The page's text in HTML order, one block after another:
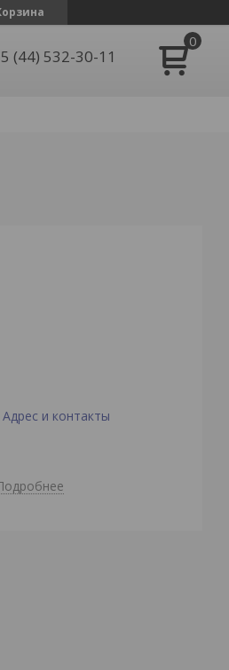
(44) 532-30-11
Адрес и контакты